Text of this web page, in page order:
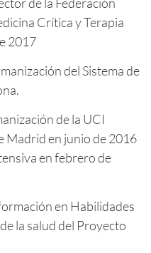
Crítica y Terapia
2017
del Sistema de
de la UCI
Madrid en junio de 2016
en febrero de
en Habilidades
la salud del Proyecto